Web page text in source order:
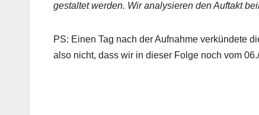
gestaltet werden. Wir analysieren den Auftakt
PS: Einen Tag nach der Aufnahme verkündete
also nicht, dass wir in dieser Folge noch vom